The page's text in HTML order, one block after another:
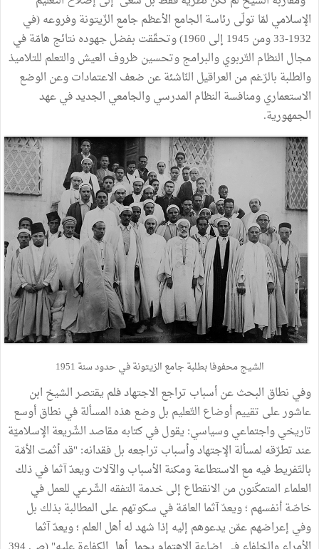
الإسلامي لمّا تولّى رئاسة الجامع الأعظم جامع الزّيتونة وفروعه (في
1932-33 ومن 1945 إلى 1960) وتحقّقت بفضل جهوده نتائج هامّة في
مجال النظام التّربوي والبرامج وتحسين ظروف العيش والتعلم للتلاميذ
والطلبة بالرّغم من العراقيل النّاشئة عن ضعف الاعتمادات وعن الوضع
الاستعماري ومنافسة النظام المدرسي والجامعي الجديد في عهد
الجمهورية.
الشيج محفوفا بطلبة جامع الزيتونة في حدود سنة 1951
وفي نطاق البحث عن أسباب تراجع الاجتهاد فلم يقتصر الشيخ ابن
عاشور على تقييم أوضاع التّعليم بل وضع هذه المسألة في نطاق أوسع
تاريخي واجتماعي وسياسي: يقول في كتابه مقاصد الشّريعة الإسلاميّة
عند تطرّقه لمسألة الإجتهاد وأسباب تراجعه بل فقدانه: "قد أثمت الأمّة
بالتّفريط فيه مع الاستطاعة ومكنة الأسباب والآلات ويعدّ آثما في ذلك
العلماء المتمكّنون من الانقطاع إلى خدمة التفقه الشّرعي للعمل في
خاصّة أنفسهم ؛ ويعدّ آثما العامّة في سكوتهم على المطالبة بذلك بل
وفي إعراضهم عمّن يدعوهم إليه إذا شهد له أهل العلم ؛ ويعدّ آثما